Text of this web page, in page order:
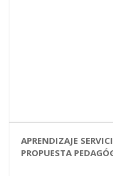
APRENDIZAJE
PROPUESTA